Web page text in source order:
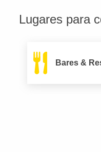
Lugares para
Bares &